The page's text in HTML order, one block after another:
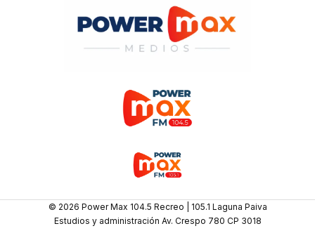
© 2026 Power Max 104.5 Recreo | 105.1 Laguna Paiva
Estudios y administración Av. Crespo 780 CP 3018